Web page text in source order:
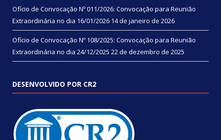
Ofício de Convocação Nº 011/2026: Convocação para Reunião
Extraordinária no dia 16/01/2026 14 de janeiro de 2026
Ofício de Convocação Nº 108/2025: Convocação para Reunião
Extraordinária no dia 24/12/2025 22 de dezembro de 2025
DESENVOLVIDO POR CR2